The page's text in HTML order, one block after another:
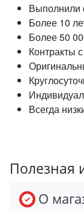
Выполнили
Более 10
Более 50
Контракты
Всегда
Полезная
О